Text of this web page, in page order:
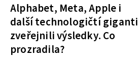
Alphabet, Meta, Apple i
další technologičtí giganti
zveřejnili výsledky. Co
prozradila?